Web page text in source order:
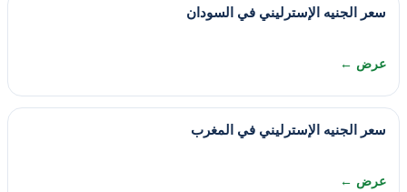
سعر الجنيه الإسترليني في السودان
عرض ←
سعر الجنيه الإسترليني في المغرب
عرض ←